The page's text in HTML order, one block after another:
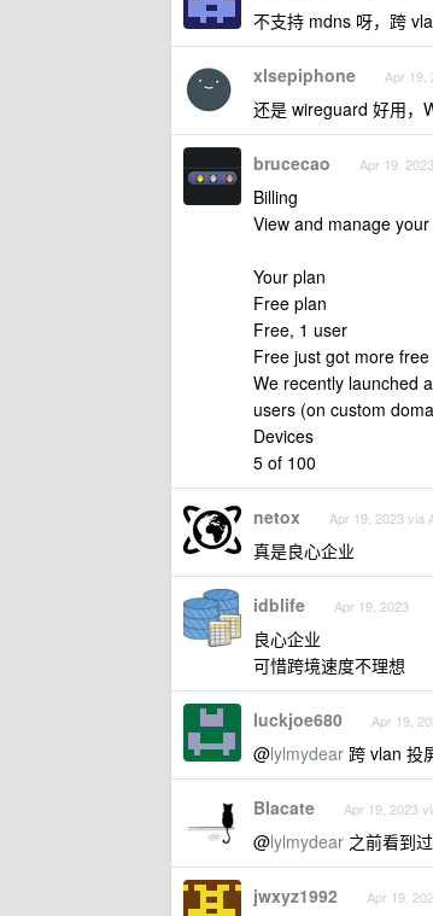
不支持 mdns 呀，跨
xlsepiphone Apr 19,
还是 wireguard 好用，
brucecao Apr 19, 2023
Billing
View and manage
Your plan
Free plan
Free, 1 user
Free just got more free
We recently launched
users (on custom
Devices
5 of 100
netox Apr 19, 2023 via
真是良心企业
idblife Apr 19, 2023
良心企业
可惜跨境速度不理想
luckjoe680 Apr 19,
@lylmydear 跨 vlan 投
Blacate Apr 19, 2023
@lylmydear 之前看到
jwxyz1992 Apr 19,